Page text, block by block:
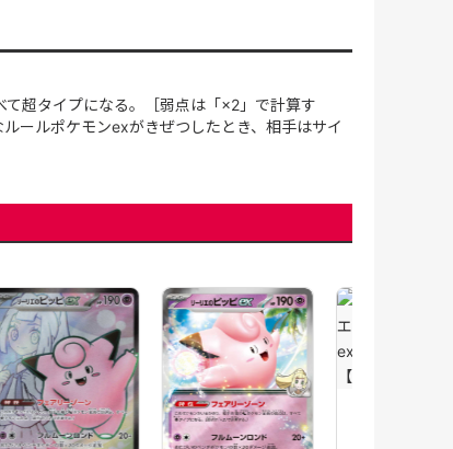
超タイプになる。［弱点は「×2」で計算す
ールポケモンexがきぜつしたとき、相手はサイ
【PSA10】リーリエの
ピッピex(126/100)
[SAR]【SV9】